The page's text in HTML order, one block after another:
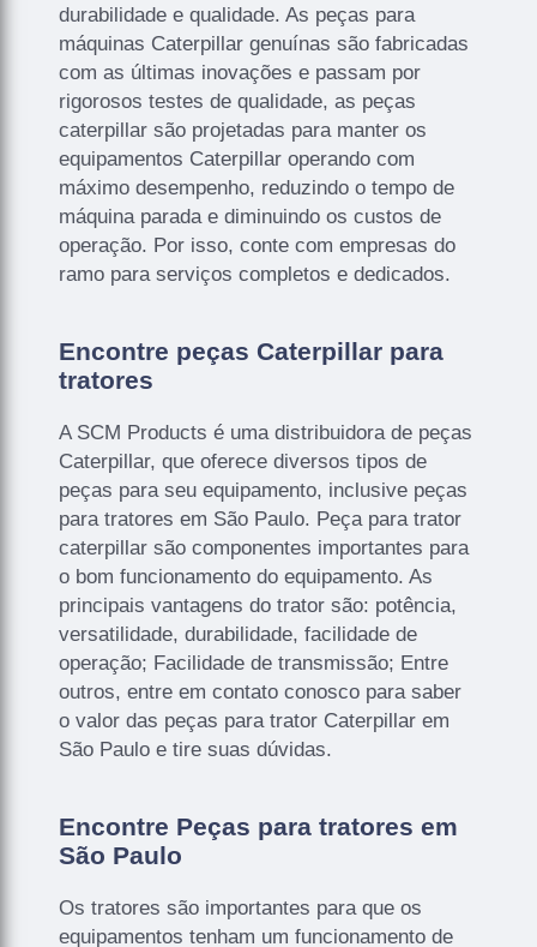
durabilidade e qualidade. As peças para
máquinas Caterpillar genuínas são fabricadas
com as últimas inovações e passam por
rigorosos testes de qualidade, as peças
caterpillar são projetadas para manter os
equipamentos Caterpillar operando com
máximo desempenho, reduzindo o tempo de
máquina parada e diminuindo os custos de
operação. Por isso, conte com empresas do
ramo para serviços completos e dedicados.
Encontre peças Caterpillar para
tratores
A SCM Products é uma distribuidora de peças
Caterpillar, que oferece diversos tipos de
peças para seu equipamento, inclusive peças
para tratores em São Paulo. Peça para trator
caterpillar são componentes importantes para
o bom funcionamento do equipamento. As
principais vantagens do trator são: potência,
versatilidade, durabilidade, facilidade de
operação; Facilidade de transmissão; Entre
outros, entre em contato conosco para saber
o valor das peças para trator Caterpillar em
São Paulo e tire suas dúvidas.
Encontre Peças para tratores em
São Paulo
Os tratores são importantes para que os
equipamentos tenham um funcionamento de